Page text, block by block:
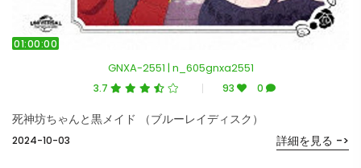
01:00:00
GNXA-2551 | n_605gnxa2551
3.7 93 0
2024-10-03
死神坊ちゃんと黒メイド （ブルーレイディスク）
詳細を見る ->